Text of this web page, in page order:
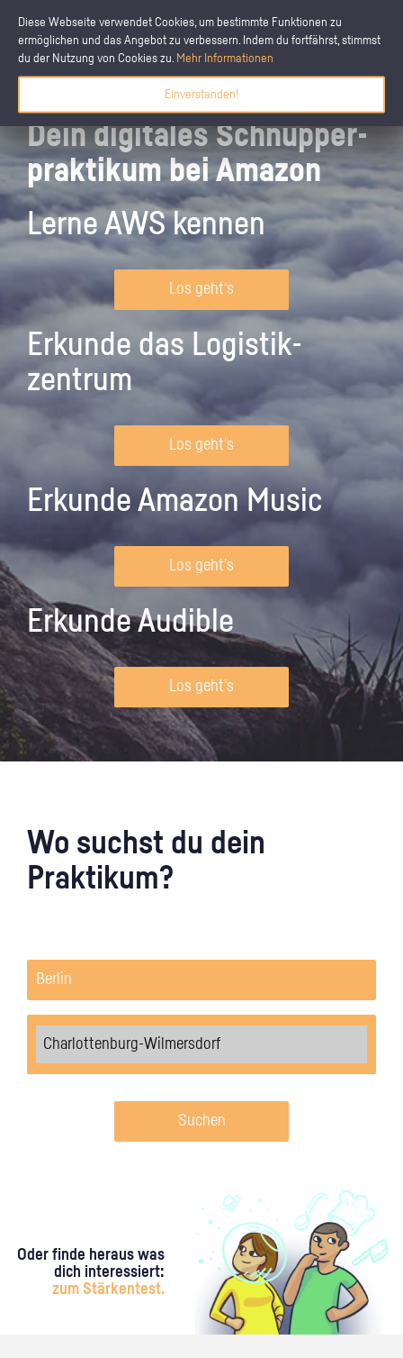
Diese Webseite verwendet Cookies, um bestimmte Funktionen zu
ermöglichen und das Angebot zu verbessern. Indem du fortfährst, stimmst
du der Nutzung von Cookies zu. Mehr Informationen
Einverstanden!
Dein digitales Schnupper­
praktikum bei Amazon
Lerne AWS kennen
Los geht's
Erkunde das Logistik­
zentrum
Los geht's
Erkunde Amazon Music
Los geht's
Erkunde Audible
Los geht's
Wo suchst du dein
Praktikum?
Suchen
Oder finde heraus was
dich interessiert:
zum Stärkentest.